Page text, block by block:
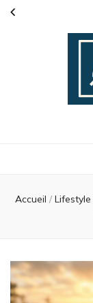
Accueil / Lifestyle